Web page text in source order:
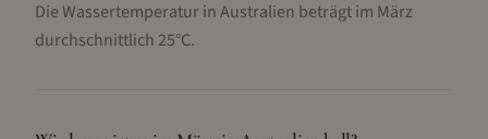
Die Wassertemperatur in Australien beträgt im März
durchschnittlich 25°C.